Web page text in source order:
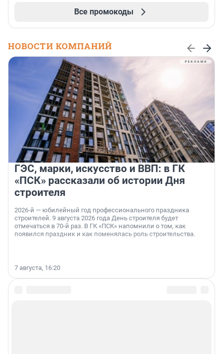
Все промокоды
НОВОСТИ КОМПАНИЙ
ГЭС, марки, искусство и ВВП: в ГК
«ПСК» рассказали об истории Дня
строителя
2026-й — юбилейный год профессионального праздника
строителей. 9 августа 2026 года День строителя будет
отмечаться в 70-й раз. В ГК «ПСК» напомнили о том, как
появился праздник и как поменялась роль строительства.
7 августа, 16:20